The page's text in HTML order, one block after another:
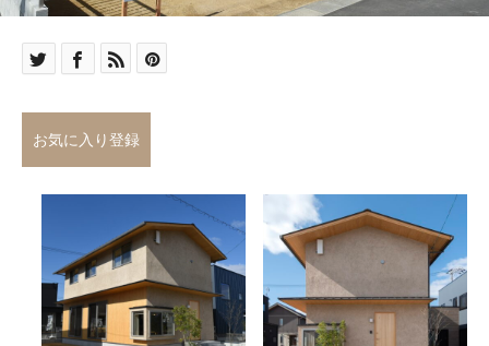
お気に入り登録